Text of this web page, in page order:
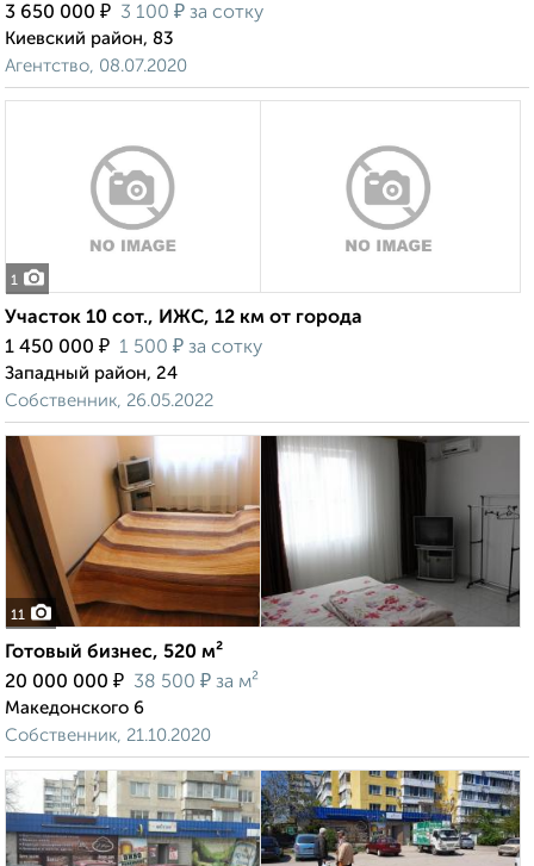
3 650 000 ₽ 3 100 ₽ за сотку
Киевский район, 83
Агентство, 08.07.2020
1
Участок 10 сот., ИЖС, 12 км от города
1 450 000 ₽ 1 500 ₽ за сотку
Западный район, 24
Собственник, 26.05.2022
11
Готовый бизнес, 520 м²
20 000 000 ₽ 38 500 ₽ за м²
Македонского 6
Собственник, 21.10.2020